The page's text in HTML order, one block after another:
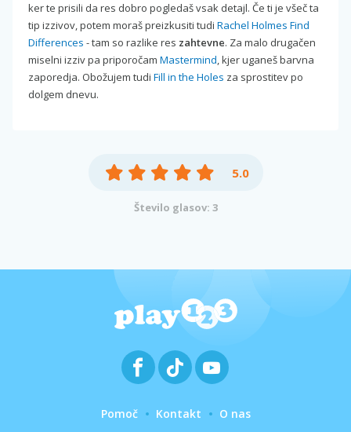
ker te prisili da res dobro pogledaš vsak detajl. Če ti je všeč ta
tip izzivov, potem moraš preizkusiti tudi Rachel Holmes Find
Differences - tam so razlike res zahtevne. Za malo drugačen
miselni izziv pa priporočam Mastermind, kjer uganeš barvna
zaporedja. Obožujem tudi Fill in the Holes za sprostitev po
dolgem dnevu.
5.0
Število glasov: 3
Pomoč Kontakt O nas